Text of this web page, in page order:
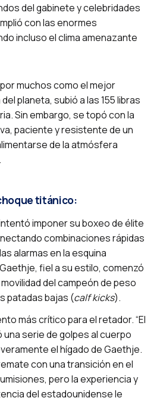
del gabinete y celebridades
con las enormes
incluso el clima amenazante
muchos como el mejor
planeta, subió a las 155 libras
Sin embargo, se topó con la
paciente y resistente de un
de la atmósfera
titánico:
imponer su boxeo de élite
combinaciones rápidas
alarmas en la esquina
fiel a su estilo, comenzó
del campeón de peso
patadas bajas (calf kicks).
más crítico para el retador. “El
serie de golpes al cuerpo
el hígado de Gaethje.
con una transición en el
pero la experiencia y
del estadounidense le